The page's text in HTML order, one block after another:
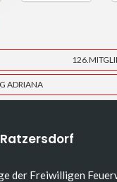
ADRIANA
Ratzersdorf
der Freiwilligen